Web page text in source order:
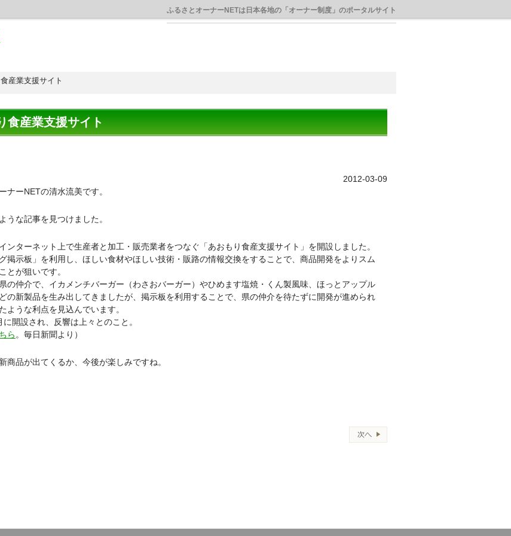
ふるさとオーナーNETは日本各地の「オーナー制度」のポータルサイト
産業支援サイト
食産業支援サイト
2012-03-09
ナーNETの清水流美です。
うな記事を見つけました。
ンターネット上で生産者と加工・販売業者をつなぐ「あおもり食産支援サイト」を開設しました。
グ掲示板」を利用し、ほしい食材やほしい技術・販路の情報交換をすることで、商品開発をよりスム
とが狙いです。
の仲介で、イカメンチバーガー（わさおバーガー）やひめます塩焼・くん製風味、ほっとアップル
の新製品を生み出してきましたが、掲示板を利用することで、県の仲介を待たずに開発が進められ
ような利点を見込んでいます。
開設され、反響は上々とのこと。
ら 。毎日新聞より）
商品が出てくるか、今後が楽しみですね。